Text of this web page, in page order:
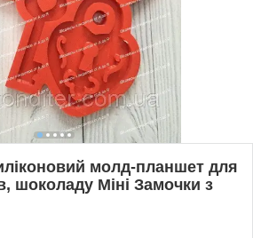
молд-планшет для
шоколаду Міні Замочки з